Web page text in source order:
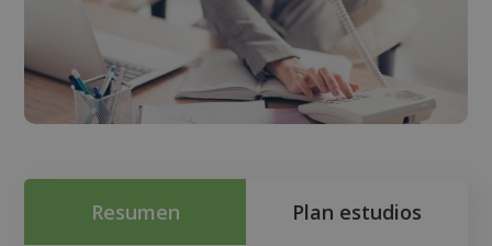
Resumen Plan estudios